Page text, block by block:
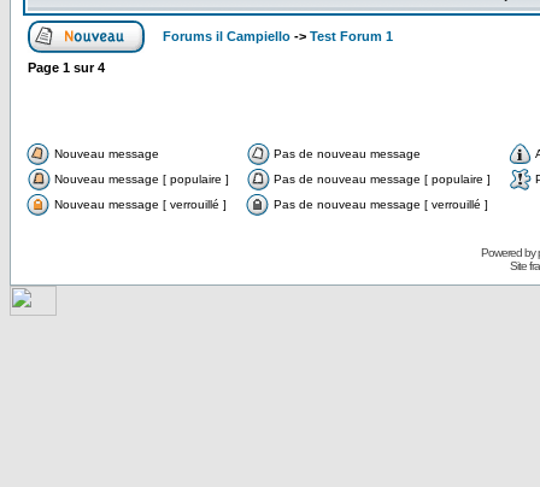
Forums il Campiello -> Test Forum 1
Page 1 sur4
Nouveau message Pas de nouveau message
Nouveau message [ populaire ]
Pas de nouveau message [ populaire ]
Nouveau message [ verrouillé ]
Pas de nouveau message [ verrouillé ]
Powered by
Site